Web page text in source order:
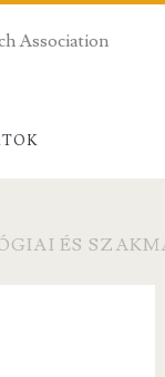
Association
ÉS